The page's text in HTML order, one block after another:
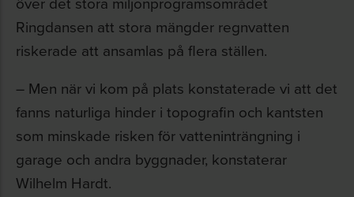
Ringdansen att stora mängder regnvatten
riskerade att ansamlas på flera ställen.
– Men när vi kom på plats konstaterade vi att det
fanns naturliga hinder i topografin och kantsten
som minskade risken för vatteninträngning i
garage och andra byggnader, konstaterar
Wilhelm Hardt.